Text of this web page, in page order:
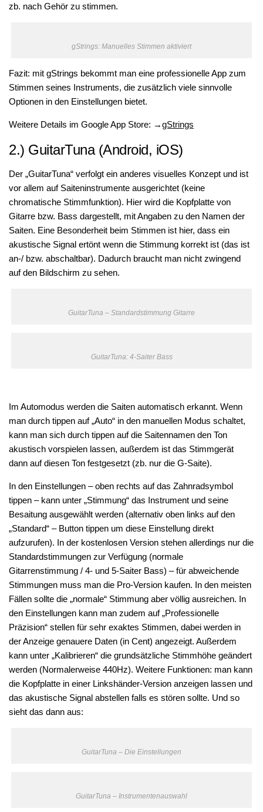
zb. nach Gehör zu stimmen.
gStrings: Manuelles Stimmen aktiviert
Fazit: mit gStrings bekommt man eine professionelle App zum
Stimmen seines Instruments, die zusätzlich viele sinnvolle
Optionen in den Einstellungen bietet.
Weitere Details im Google App Store: →gStrings
2.) GuitarTuna (Android, iOS)
Der „GuitarTuna“ verfolgt ein anderes visuelles Konzept und ist
vor allem auf Saiteninstrumente ausgerichtet (keine
chromatische Stimmfunktion). Hier wird die Kopfplatte von
Gitarre bzw. Bass dargestellt, mit Angaben zu den Namen der
Saiten. Eine Besonderheit beim Stimmen ist hier, dass ein
akustische Signal ertönt wenn die Stimmung korrekt ist (das ist
an-/ bzw. abschaltbar). Dadurch braucht man nicht zwingend
auf den Bildschirm zu sehen.
GuitarTuna – Standardstimmung Gitarre
GuitarTuna: 4-Saiter Bass
Im Automodus werden die Saiten automatisch erkannt. Wenn
man durch tippen auf „Auto“ in den manuellen Modus schaltet,
kann man sich durch tippen auf die Saitennamen den Ton
akustisch vorspielen lassen, außerdem ist das Stimmgerät
dann auf diesen Ton festgesetzt (zb. nur die G-Saite).
In den Einstellungen – oben rechts auf das Zahnradsymbol
tippen – kann unter „Stimmung“ das Instrument und seine
Besaitung ausgewählt werden (alternativ oben links auf den
„Standard“ – Button tippen um diese Einstellung direkt
aufzurufen). In der kostenlosen Version stehen allerdings nur die
Standardstimmungen zur Verfügung (normale
Gitarrenstimmung / 4- und 5-Saiter Bass) – für abweichende
Stimmungen muss man die Pro-Version kaufen. In den meisten
Fällen sollte die „normale“ Stimmung aber völlig ausreichen. In
den Einstellungen kann man zudem auf „Professionelle
Präzision“ stellen für sehr exaktes Stimmen, dabei werden in
der Anzeige genauere Daten (in Cent) angezeigt. Außerdem
kann unter „Kalibrieren“ die grundsätzliche Stimmhöhe geändert
werden (Normalerweise 440Hz). Weitere Funktionen: man kann
die Kopfplatte in einer Linkshänder-Version anzeigen lassen und
das akustische Signal abstellen falls es stören sollte. Und so
sieht das dann aus:
GuitarTuna – Die Einstellungen
GuitarTuna – Instrumentenauswahl